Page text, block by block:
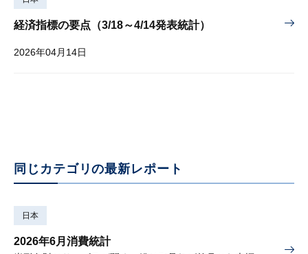
経済指標の要点（3/18～4/14発表統計）
2026年04月14日
同じカテゴリの最新レポート
日本
2026年6月消費統計